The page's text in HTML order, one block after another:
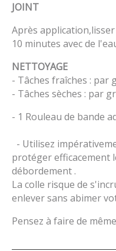
JOINT
Après
10 minutes avec de
NETTOYAGE
- Tâches fraîches : par
- Tâches sèches : par
- 1 Rouleau de bande
- Utilisez
protéger efficacement
débordement .
La colle risque de
enlever sans abimer
Pensez à faire de